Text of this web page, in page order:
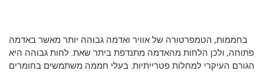
בחממות, הטמפרטורה של אוויר ואדמה גבוהה יותר מאשר באדמה
פתוחה, ולכן הלחות מהאדמה מתנדפת ביתר שאת. לחות גבוהה היא
הגורם העיקרי למחלות פטרייתיות. בעלי חממה משתמשים בחומרים